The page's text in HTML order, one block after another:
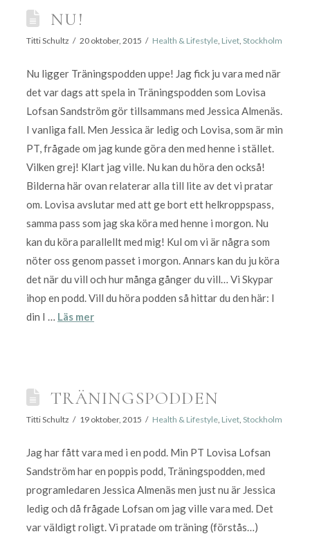
NU!
Titti Schultz 20 oktober, 2015 Health & Lifestyle, Livet, Stockholm
Nu ligger Träningspodden uppe! Jag fick ju vara med när
det var dags att spela in Träningspodden som Lovisa
Lofsan Sandström gör tillsammans med Jessica Almenäs.
I vanliga fall. Men Jessica är ledig och Lovisa, som är min
PT, frågade om jag kunde göra den med henne i stället.
Vilken grej! Klart jag ville. Nu kan du höra den också!
Bilderna här ovan relaterar alla till lite av det vi pratar
om. Lovisa avslutar med att ge bort ett helkroppspass,
samma pass som jag ska köra med henne i morgon. Nu
kan du köra parallellt med mig! Kul om vi är några som
nöter oss genom passet i morgon. Annars kan du ju köra
det när du vill och hur många gånger du vill… Vi Skypar
ihop en podd. Vill du höra podden så hittar du den här: I
din I … Läs mer
TRÄNINGSPODDEN
Titti Schultz 19 oktober, 2015 Health & Lifestyle, Livet, Stockholm
Jag har fått vara med i en podd. Min PT Lovisa Lofsan
Sandström har en poppis podd, Träningspodden, med
programledaren Jessica Almenäs men just nu är Jessica
ledig och då frågade Lofsan om jag ville vara med. Det
var väldigt roligt. Vi pratade om träning (förstås…)